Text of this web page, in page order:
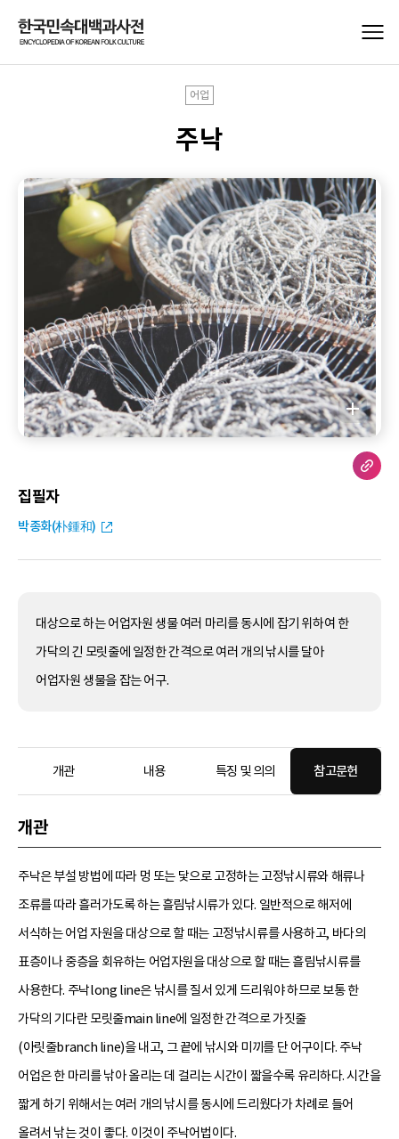
어업
주낙
집필자
박종화(朴鍾和)
대상으로 하는 어업자원 생물 여러 마리를 동시에 잡기 위하여 한
가닥의 긴 모릿줄에 일정한 간격으로 여러 개의 낚시를 달아
어업자원 생물을 잡는 어구.
개관 내용 특징 및 의의 참고문헌
개관
주낙은 부설 방법에 따라 멍 또는 닻으로 고정하는 고정낚시류와 해류나
조류를 따라 흘러가도록 하는 흘림낚시류가 있다. 일반적으로 해저에
서식하는 어업 자원을 대상으로 할 때는 고정낚시류를 사용하고, 바다의
표층이나 중층을 회유하는 어업자원을 대상으로 할 때는 흘림낚시류를
사용한다. 주낙long line은 낚시를 질서 있게 드리워야 하므로 보통 한
가닥의 기다란 모릿줄main line에 일정한 간격으로 가짓줄
(아릿줄branch line)을 내고, 그 끝에 낚시와 미끼를 단 어구이다. 주낙
어업은 한 마리를 낚아 올리는 데 걸리는 시간이 짧을수록 유리하다. 시간을
짧게 하기 위해서는 여러 개의 낚시를 동시에 드리웠다가 차례로 들어
올려서 낚는 것이 좋다. 이것이 주낙어법이다.